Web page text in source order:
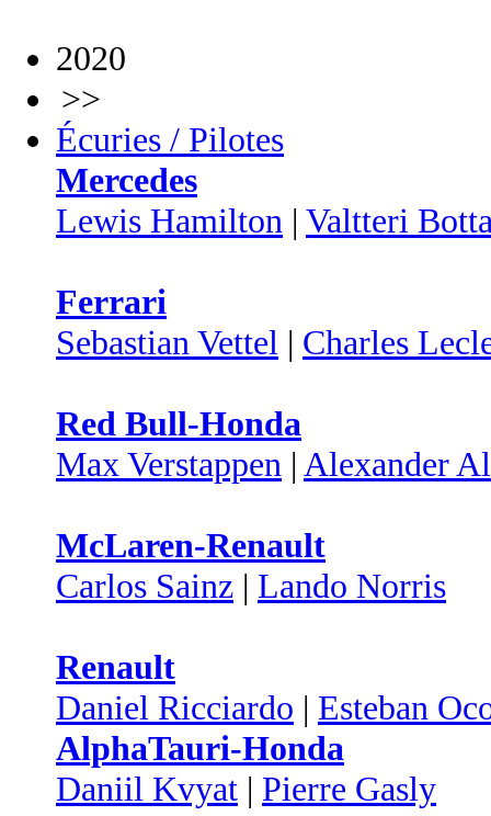
2020
>>
Écuries / Pilotes
Mercedes
Lewis Hamilton | Valtteri
Ferrari
Sebastian Vettel | Charles
Red Bull-Honda
Max Verstappen | Alexander
McLaren-Renault
Carlos Sainz | Lando Norris
Renault
Daniel Ricciardo | Esteban
AlphaTauri-Honda
Daniil Kvyat | Pierre Gasly